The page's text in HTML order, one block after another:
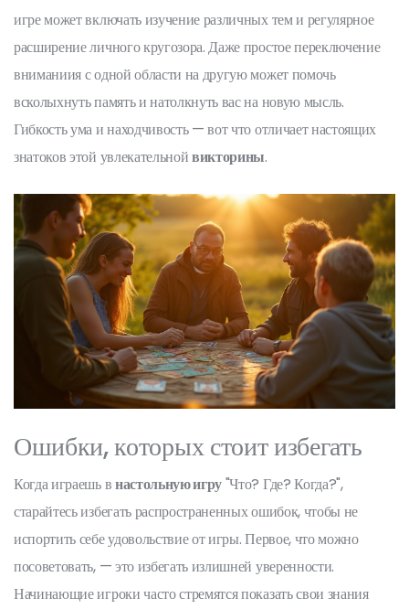
игре может включать изучение различных тем и регулярное
расширение личного кругозора. Даже простое переключение
вниманиия с одной области на другую может помочь
всколыхнуть память и натолкнуть вас на новую мысль.
Гибкость ума и находчивость — вот что отличает настоящих
знатоков этой увлекательнойвикторины.
Ошибки, которых стоит избегать
Когда играешь внастольную игру"Что? Где? Когда?",
старайтесь избегать распространенных ошибок, чтобы не
испортить себе удовольствие от игры. Первое, что можно
посоветовать, — это избегать излишней уверенности.
Начинающие игроки часто стремятся показать свои знания